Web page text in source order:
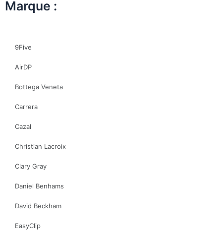
Marque :
9Five
AirDP
Bottega Veneta
Carrera
Cazal
Christian Lacroix
Clary Gray
Daniel Benhams
David Beckham
EasyClip